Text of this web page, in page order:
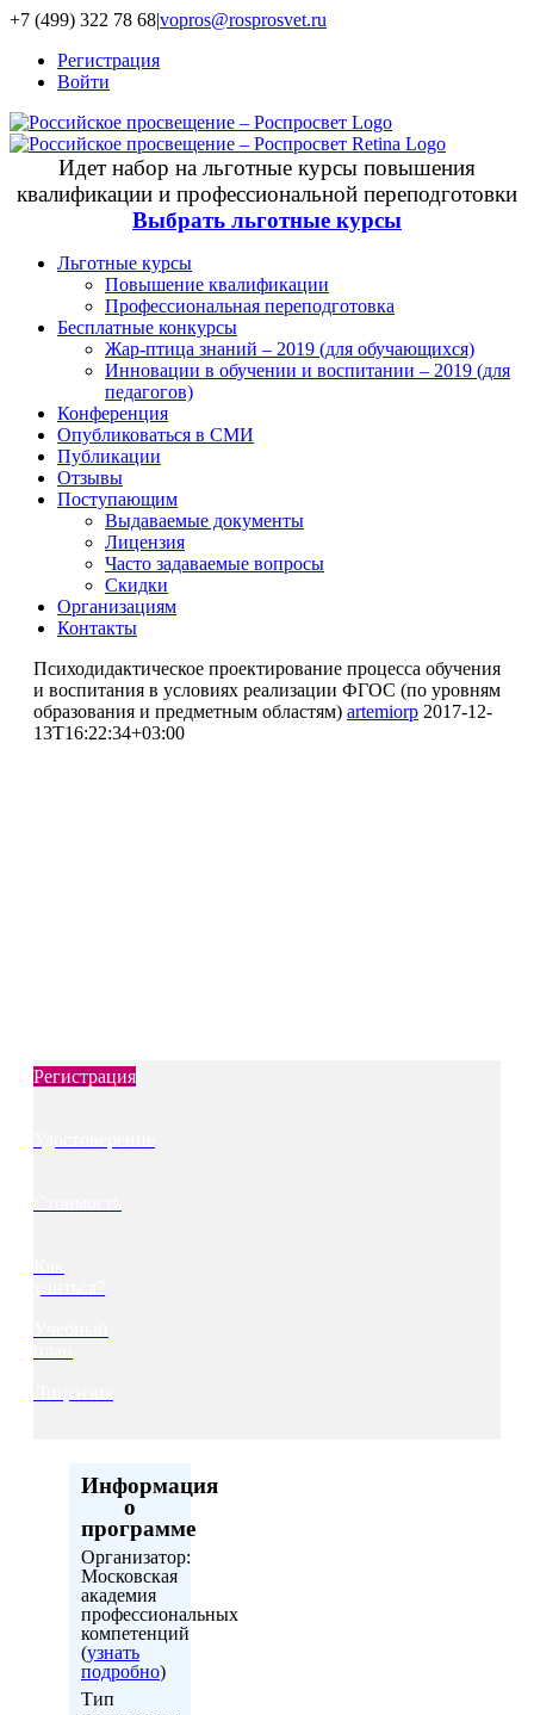
+7 (499) 322 78 68|vopros@rosprosvet.ru
Регистрация
Войти
Идет набор на льготные курсы повышения
квалификации и профессиональной переподготовки
Выбрать льготные курсы
Льготные курсы
Повышение квалификации
Профессиональная переподготовка
Бесплатные конкурсы
Жар-птица знаний – 2019 (для обучающихся)
Инновации в обучении и воспитании – 2019 (для
педагогов)
Конференция
Опубликоваться в СМИ
Публикации
Отзывы
Поступающим
Выдаваемые документы
Лицензия
Часто задаваемые вопросы
Скидки
Организациям
Контакты
Психодидактическое проектирование процесса обучения
и воспитания в условиях реализации ФГОС (по уровням
образования и предметным областям) artemiorp 2017-12-
13T16:22:34+03:00
Регистрация
Информация
о
программе
Организатор:
Московская
академия
профессиональных
компетенций
(узнать
подробно)
Тип